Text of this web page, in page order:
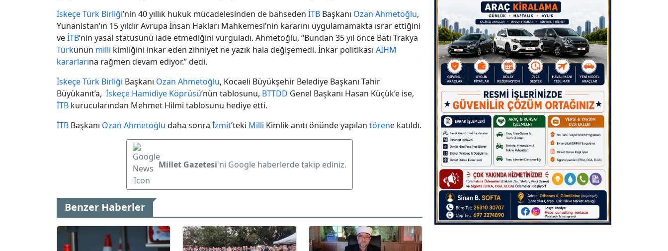
İskeçeTürk Birliği’nin 40 yıllık hukuk mücadelesinden de bahseden İTB Başkanı Ozan Ahmetoğlu,
Yunanistan’ın 15 yıldır Avrupa İnsan Hakları Mahkemesi’nin kararını uygulamamakta ısrar ettiğini
veİTB’nin yasal statüsünü iade etmediğini vurguladı. Ahmetoğlu, “Bundan 35 yıl önce Batı Trakya
Türkünün milli kimliğini inkar eden zihniyet ne yazık hala değişemedi. İnkar politikası AİHM
kararlarına rağmen devam ediyor.” dedi.
İskeçeTürk Birliği Başkanı Ozan Ahmetoğlu, Kocaeli Büyükşehir Belediye Başkanı Tahir
Büyükanıt’a, İskeçe Hamidiye Köprüsü’nün tablosunu, BTTDD Genel Başkanı Hasan Küçük’e ise,
İTB kurucularından Mehmet Hilmi tablosunu hediye etti.
İTB Başkanı Ozan Ahmetoğlu daha sonra İzmit’teki Milli Kimlik anıtı önünde yapılan törene katıldı.
Millet Gazetesi'ni Google haberlerde takip ediniz.
Benzer Haberler